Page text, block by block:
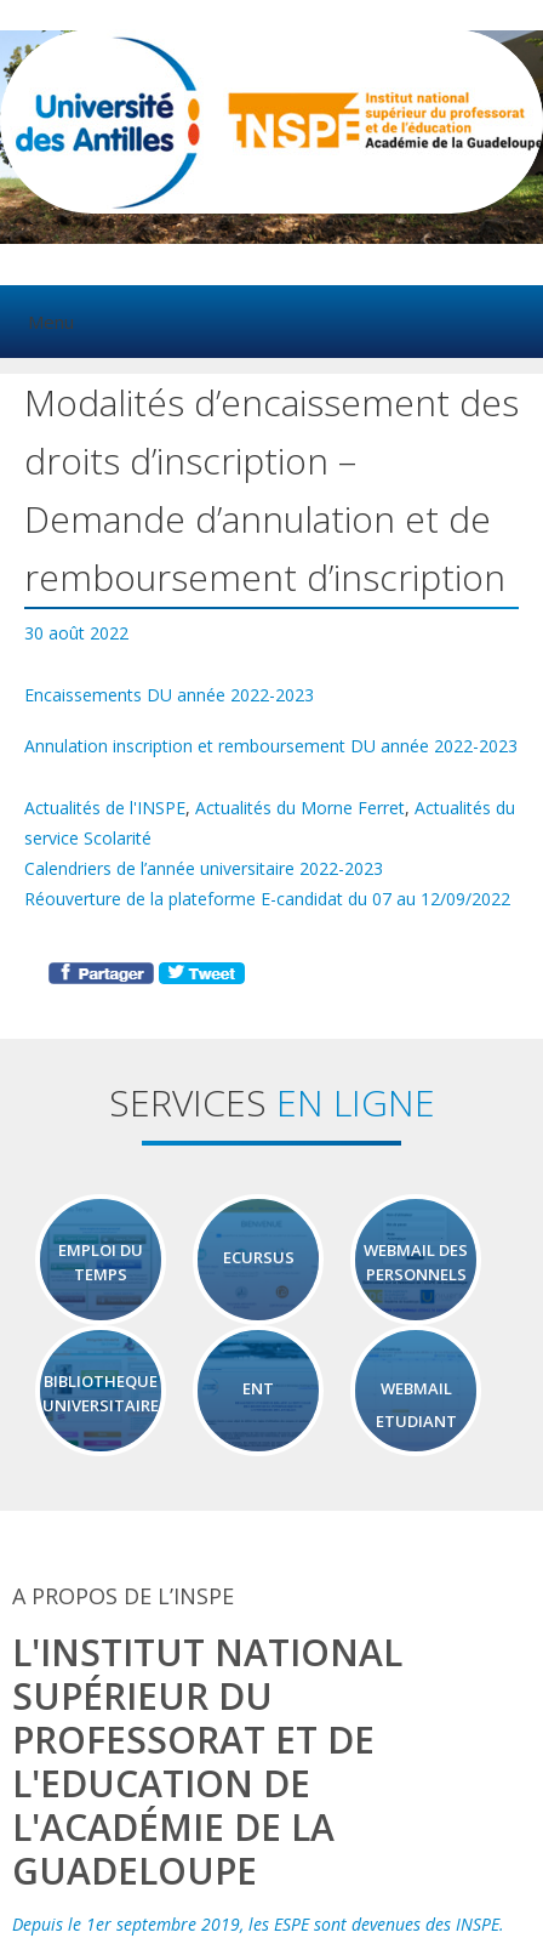
au
contenu
Menu
Modalités d’encaissement des
droits d’inscription –
Demande d’annulation et de
remboursement d’inscription
30 août 2022
Encaissements DU année 2022-2023
Annulation inscription et remboursement DU année 2022-2023
Catégories
Actualités de l'INSPE, Actualités du Morne Ferret, Actualités du
service Scolarité
Calendriers de l’année universitaire 2022-2023
Réouverture de la plateforme E-candidat du 07 au 12/09/2022
SERVICES EN LIGNE
EMPLOI DU
TEMPS
ECURSUS
WEBMAIL DES
PERSONNELS
BIBLIOTHEQUE
UNIVERSITAIRE
ENT
WEBMAIL
ETUDIANT
A PROPOS DE L’INSPE
L'INSTITUT NATIONAL
SUPÉRIEUR DU
PROFESSORAT ET DE
L'EDUCATION DE
L'ACADÉMIE DE LA
GUADELOUPE
Depuis le 1er septembre 2019, les ESPE sont devenues des INSPE.